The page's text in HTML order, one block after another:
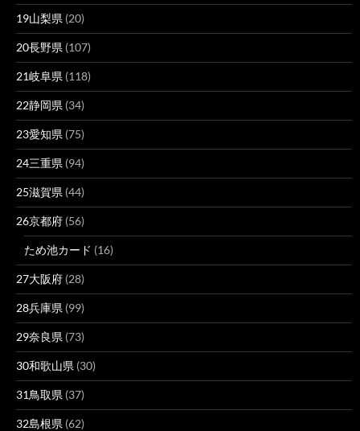
19山梨県 (20)
20長野県 (107)
21岐阜県 (118)
22静岡県 (34)
23愛知県 (75)
24三重県 (94)
25滋賀県 (44)
26京都府 (56)
ため池カード (16)
27大阪府 (28)
28兵庫県 (99)
29奈良県 (73)
30和歌山県 (30)
31鳥取県 (37)
32島根県 (62)